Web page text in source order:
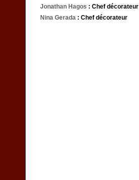
Jonathan Hagos : Chef décorateur
Nina Gerada : Chef décorateur